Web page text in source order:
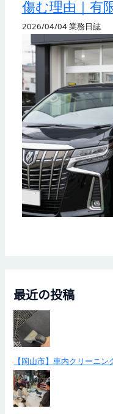
傷む理由｜有
2026/04/04業務日誌
最近の投稿
【岡山市】車内クリーニ